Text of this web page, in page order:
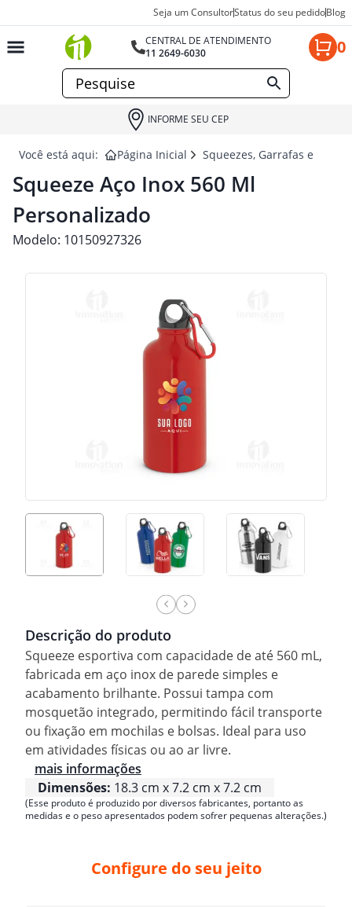
Seja um ConsultorStatus do seu pedidoBlog
CENTRAL DE ATENDIMENTO
11 2649-6030
0
INFORME SEU CEP
Você está aqui: Página Inicial Squeezes, Garrafas e
Squeeze Aço Inox 560 Ml
Personalizado
Modelo: 10150927326
Descrição do produto
Squeeze esportiva com capacidade de até 560 mL,
fabricada em aço inox de parede simples e
acabamento brilhante. Possui tampa com
mosquetão integrado, permitindo fácil transporte
ou fixação em mochilas e bolsas. Ideal para uso
em atividades físicas ou ao ar livre.
mais informações
Dimensões: 18.3 cm x 7.2 cm x 7.2 cm
(Esse produto é produzido por diversos fabricantes, portanto as
medidas e o peso apresentados podem sofrer pequenas alterações.)
Configure do seu jeito